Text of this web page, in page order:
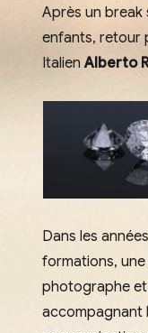
Après un break
enfants, retour
ItalienAlberto
Dans les
formations,
photographe
accompagnant